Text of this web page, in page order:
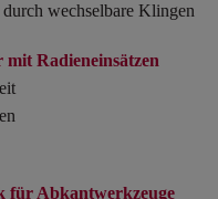
wechselbare Klingen
Radieneinsätzen
für Abkantwerkzeuge